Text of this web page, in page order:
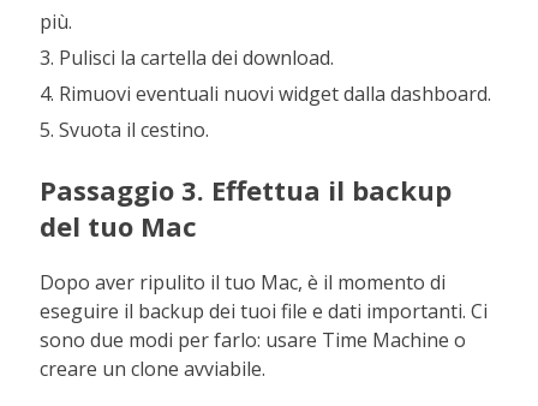
più.
3. Pulisci la cartella dei download.
4. Rimuovi eventuali nuovi widget dalla dashboard.
5. Svuota il cestino.
Passaggio 3. Effettua il backup
del tuo Mac
Dopo aver ripulito il tuo Mac, è il momento di
eseguire il backup dei tuoi file e dati importanti. Ci
sono due modi per farlo: usare Time Machine o
creare un clone avviabile.